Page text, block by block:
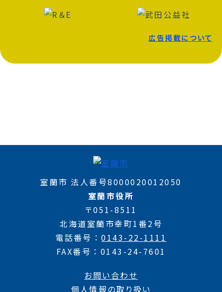
広告掲載について
室蘭市 法人番号8000020012050
室蘭市役所
〒051-8511
北海道室蘭市幸町1番2号
電話番号
0143-22-1111
FAX番号
0143-24-7601
お問い合わせ
個人情報の取り扱い